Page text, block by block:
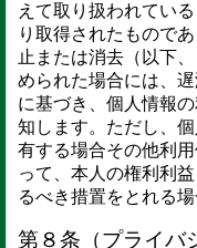
えて取り扱われてい
り取得されたもので
止または消去（以下
められた場合には、
に基づき、個人情報
知します。ただし、
有する場合その他利
って、本人の権利利
るべき措置をとれる
第８条（プライバ